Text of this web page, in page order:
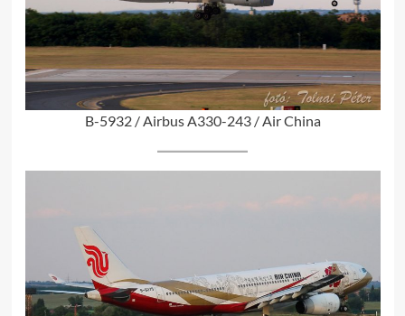
B-5932 / Airbus A330-243 / Air China